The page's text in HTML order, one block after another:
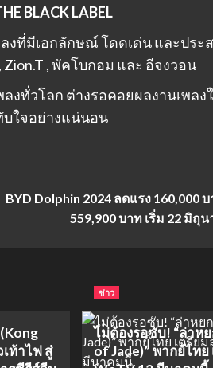
BLACK LABEL
งที่มีเอกลักษณ์ โดดเด่น และประ
, พัคโบกอม และ อีจงวอน
งทั่วโลก ต่างรอคอยผลงานเพลง
ใจอย่างแน่นอน
BYD Dolphin 2024 ลดแรง 160,000 บ
559,900 บาท เริ่ม 22 มิถุ
ท้าไฟ สู่
ข่าว
ไม่ต้องรอซับ! “ล่าห
of Jade)” พากย์ไทย